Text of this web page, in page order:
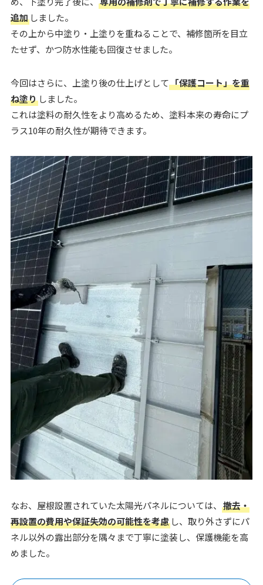
追加しました。
その上から中塗り・上塗りを重ねることで、補修箇所を目立
たせず、かつ防水性能も回復させました。
今回はさらに、上塗り後の仕上げとして「保護コート」を重
ね塗りしました。
これは塗料の耐久性をより高めるため、塗料本来の寿命にプ
ラス10年の耐久性が期待できます。
なお、屋根設置されていた太陽光パネルについては、 撤去・
再設置の費用や保証失効の可能性を考慮し、取り外さずにパ
ネル以外の露出部分を隅々まで丁寧に塗装し、保護機能を高
めました。